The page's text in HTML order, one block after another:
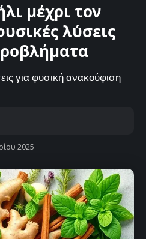
μέχρι τον
λύσεις
για φυσική ανακούφιση
2025